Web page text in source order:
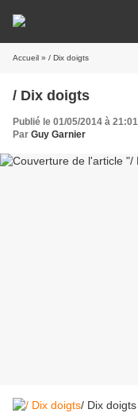
Accueil » / Dix doigts
/ Dix doigts
Publié le 01/05/2014 à 21:01
Par Guy Garnier
/ Dix doigts